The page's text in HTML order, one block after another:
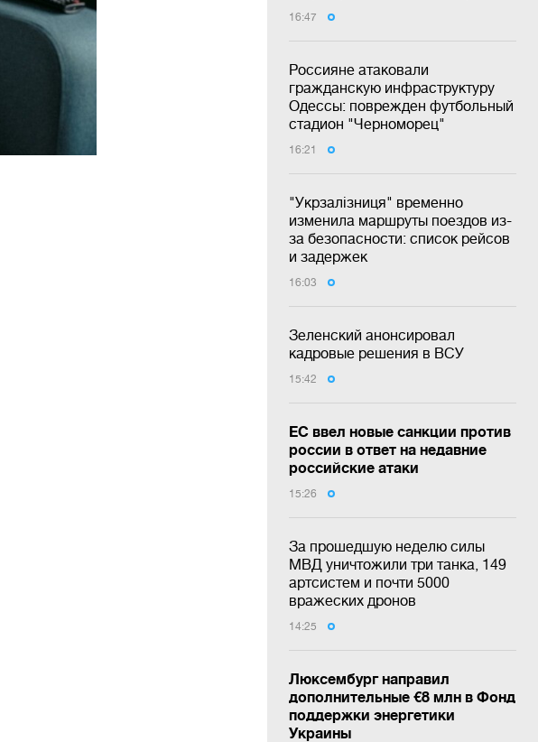
16:47
Россияне атаковали
гражданскую инфраструктуру
Одессы: поврежден футбольный
стадион "Черноморец"
16:21
"Укрзалізниця" временно
изменила маршруты поездов из-
за безопасности: список рейсов
и задержек
16:03
Зеленский анонсировал
кадровые решения в ВСУ
15:42
ЕС ввел новые санкции против
россии в ответ на недавние
российские атаки
15:26
За прошедшую неделю силы
МВД уничтожили три танка, 149
артсистем и почти 5000
вражеских дронов
14:25
Люксембург направил
дополнительные €8 млн в Фонд
поддержки энергетики
Украины